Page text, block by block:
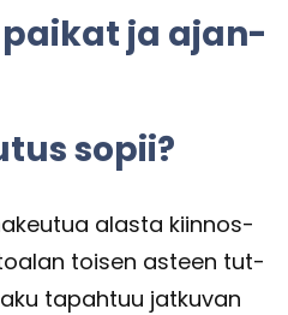
pai­kat ja ajan­
sopii?
alas­ta kiin­nos­
toi­sen as­teen tut­
ta­pah­tuu jat­ku­van